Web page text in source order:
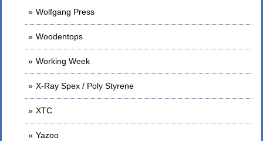
Wolfgang Press
Woodentops
Working Week
X-Ray Spex / Poly Styrene
XTC
Yazoo